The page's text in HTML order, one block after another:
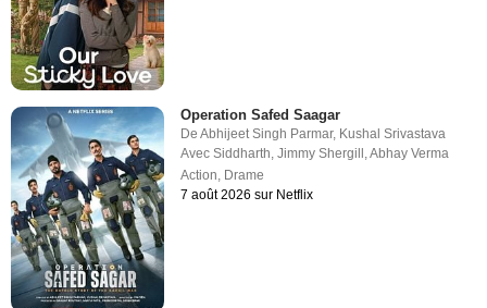
Operation Safed Saagar
DeAbhijeet Singh Parmar, Kushal Srivastava
AvecSiddharth,Jimmy Shergill ,Abhay Verma
Action, Drame
7 août 2026 sur Netflix